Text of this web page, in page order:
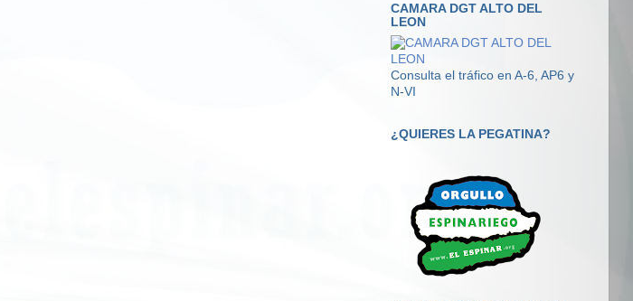
CAMARA DGT ALTO DEL
LEON
Consulta el tráfico en A-6, AP6 y
N-VI
¿QUIERES LA PEGATINA?